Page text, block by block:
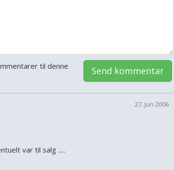
til denne
Send kommentar
27. jun 2006
var til salg .....